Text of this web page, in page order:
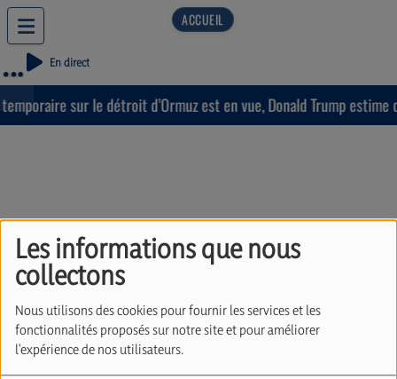
Les informations que nous
collectons
Nous utilisons des cookies pour fournir les services et les
fonctionnalités proposés sur notre site et pour améliorer
l'expérience de nos utilisateurs.
En direct
sur le détroit d’Ormuz est en vue, Donald Trump estime
Le gouvernement
Arizona s'accorde sur les
prix de l'énergie
(07/04/26)